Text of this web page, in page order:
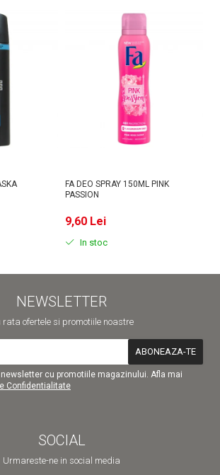
FA DEO SPRAY 150ML PINK
PASSION
9,60 Lei
In stoc
NEWSLETTER
rata ofertele si promotiile noastre
cu promotiile magazinului. Afla mai
Confidentialitate
SOCIAL
Urmareste-ne in social media